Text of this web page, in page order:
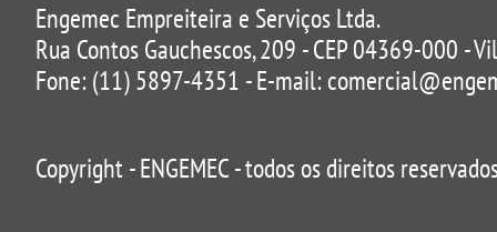
Engemec Empreiteira e Serviços Ltda.
Rua Contos Gauchescos, 209 - CEP 04369-000 -
Fone: (11) 5897-4351 - E-mail:
Copyright - ENGEMEC - todos os direitos